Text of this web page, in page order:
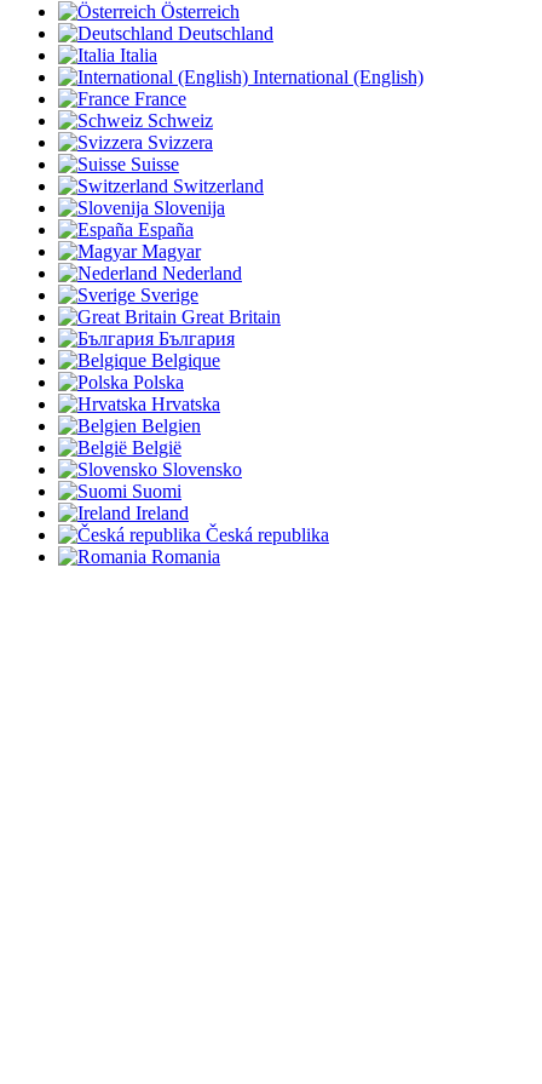
Österreich
Deutschland
Italia
International (English)
France
Schweiz
Svizzera
Suisse
Switzerland
Slovenija
España
Magyar
Nederland
Sverige
Great Britain
България
Belgique
Polska
Hrvatska
Belgien
België
Slovensko
Suomi
Ireland
Česká republika
Romania